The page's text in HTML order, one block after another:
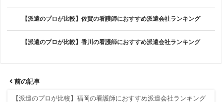
【派遣のプロが比較】佐賀の看護師におすすめ派遣会社ランキング
【派遣のプロが比較】香川の看護師におすすめ派遣会社ランキング
前の記事
【派遣のプロが比較】福岡の看護師におすすめ派遣会社ランキング